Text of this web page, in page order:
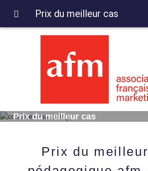
Prix du meilleur cas
Prix du
Prix du meilleur cas